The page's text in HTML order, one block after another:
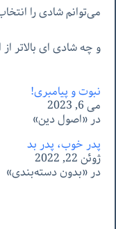
می‌توانم شادی را
و چه شادی ای بالاتر از
نبوت و پیامبری!
می 6, 2023
در «اصول دین»
پدر خوب، پدر بد
ژوئن 22, 2022
در «بدون دسته‌بندی»